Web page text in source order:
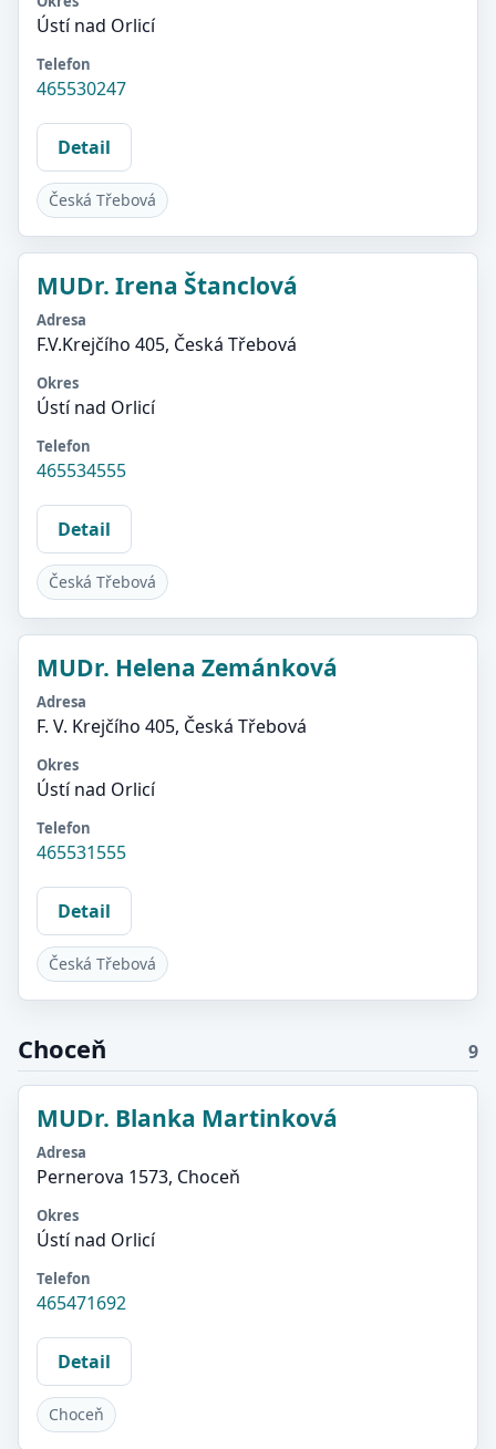
Ústí nad Orlicí
Telefon
465530247
Detail
Česká Třebová
MUDr. Irena Štanclová
Adresa
F.V.Krejčího 405, Česká Třebová
Okres
Ústí nad Orlicí
Telefon
465534555
Detail
Česká Třebová
MUDr. Helena Zemánková
Adresa
F. V. Krejčího 405, Česká Třebová
Okres
Ústí nad Orlicí
Telefon
465531555
Detail
Česká Třebová
Choceň 9
MUDr. Blanka Martinková
Adresa
Pernerova 1573, Choceň
Okres
Ústí nad Orlicí
Telefon
465471692
Detail
Choceň